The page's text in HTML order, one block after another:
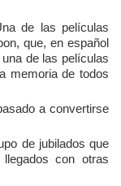
de las películas
que, en español
una de las películas
memoria de todos
a convertirse
de jubilados que
con otras